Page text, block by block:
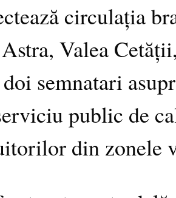
circulația
Valea
semnatari
public de
din zonele